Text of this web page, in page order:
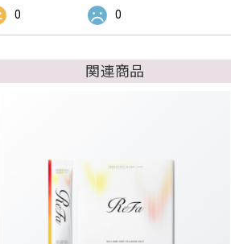
0 0
関連商品